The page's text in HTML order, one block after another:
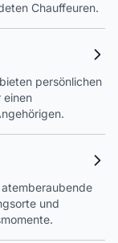
Chauffeuren.
persönlichen
einen
und